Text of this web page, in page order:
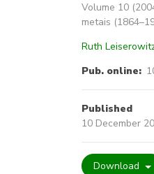
Volume 10
metais
Ruth
Pub. online:
Published
10 December
Download